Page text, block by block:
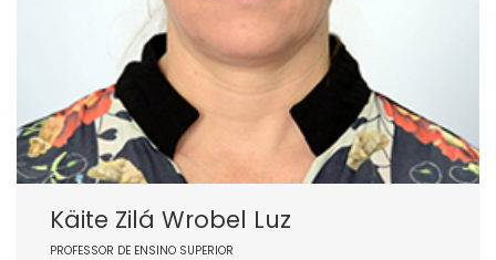
Käite Zilá Wrobel Luz
PROFESSOR DE ENSINO SUPERIOR